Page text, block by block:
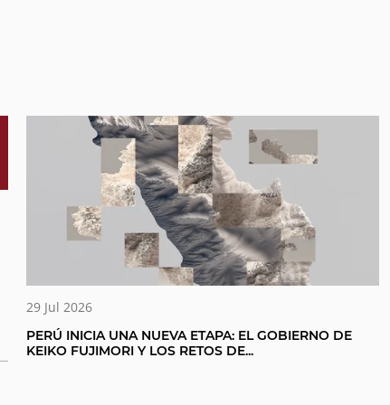
29 Jul 2026
PERÚ INICIA UNA NUEVA ETAPA: EL GOBIERNO DE
KEIKO FUJIMORI Y LOS RETOS DE...